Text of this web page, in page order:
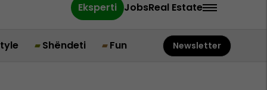
Eksperti JobsReal Estate
Shëndeti Fun Newsletter